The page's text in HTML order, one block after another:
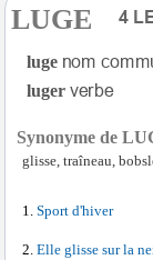
LUGE
luge
luger
Synonyme de
glisse, traîneau,
Sport d'hiver
Elle glisse sur la